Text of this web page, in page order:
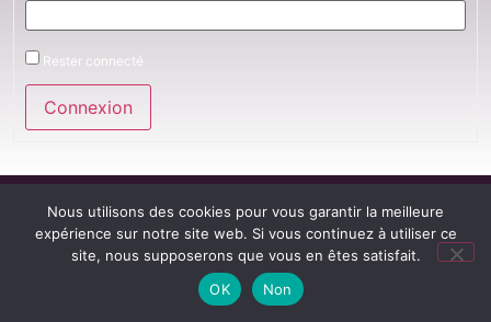
Rester connecté
Connexion
Nous utilisons des cookies pour vous garantir la meilleure
expérience sur notre site web. Si vous continuez à utiliser ce
site, nous supposerons que vous en êtes satisfait.
OK
Non